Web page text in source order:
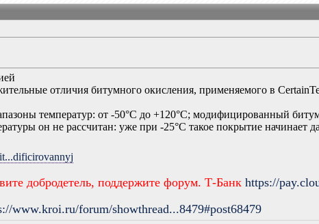
отличия битумного окисления, применяемого в
температур: от -50°C до +120°C; модифицированный
он не рассчитан: уже при -25°C такое покрытие начинает
добродетель, поддержите форум. Т-Банкhttps://
www.kroi.ru/forum/showthread...8479#post68479